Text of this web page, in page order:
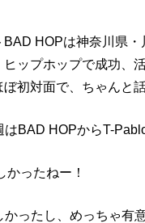
HOPは神奈川県・
ップホップで成功、
初対面で、ちゃんと
はBAD HOPからT-
かったねー！
かったし、めっちゃ有